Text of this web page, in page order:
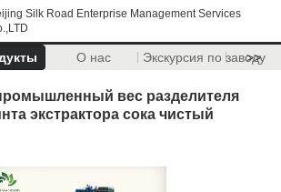
Silk Road Enterprise Management Services
О нас Экскурсия по заводу
>>
вес разделителя
экстрактора сока чистый